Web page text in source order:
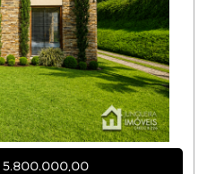
5.800.000,00